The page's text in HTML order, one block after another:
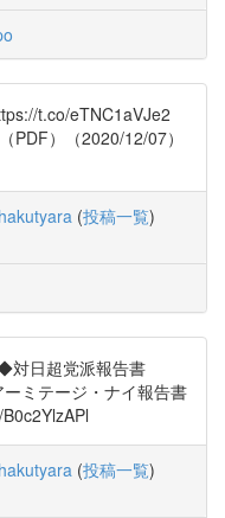
t.co/eTNC1aVJe2
PDF）（2020/12/07）
(投稿一覧)
対日超党派報告書
ミテージ・ナイ報告書
(投稿一覧)